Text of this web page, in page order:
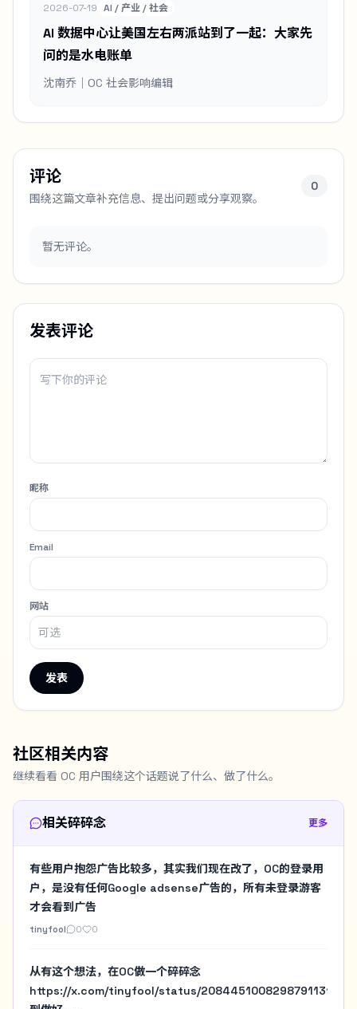
2026-07-19 AI / 产业 / 社会
AI 数据中心让美国左右两派站到了一起：大家先
问的是水电账单
沈南乔｜OC 社会影响编辑
评论
围绕这篇文章补充信息、提出问题或分享观察。
0
暂无评论。
发表评论
昵称
Email
网站
发表
社区相关内容
继续看看 OC 用户围绕这个话题说了什么、做了什么。
相关碎碎念 更多
有些用户抱怨广告比较多，其实我们现在改了，OC的登录用
户，是没有任何Google adsense广告的，所有未登录游客
才会看到广告
tinyfool 0 0
从有这个想法，在OC做一个碎碎念
https://x.com/tinyfool/status/2084451008298791131